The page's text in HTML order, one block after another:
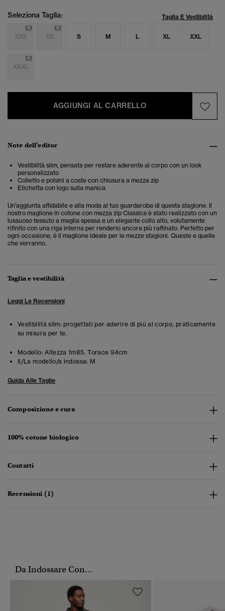
Seleziona Taglia: Taglia E Vestibilità
XXS XS S M L XL XXL
XXXL
AGGIUNGI AL CARRELLO
Note dell'editor
Vestibilità slim, pensata per restare aderente al corpo con un look
personalizzato
Colletto e polsini a coste con chiusura a mezza zip
Etichetta con logo sulla manica
Un'aggiunta affidabile e alla moda al tuo guardaroba di questa stagione. Il
nostro maglione in cotone con mezza zip Classics è stato realizzato con un
lussuoso tessuto a maglia spessa e un elegante collo alto, volutamente
rifinito con una riga interna per renderlo ancora più raffinato. Perfetto per
ogni occasione, è il maglione ideale per le mezze stagioni. Queste e quelle
che verranno.
Taglia e vestibilità
Leggi Le Recensioni
Vestibilità slim: progettati per aderire di più al corpo, praticamente
su misura per te.
Modello: Altezza 1m85. Torace 94cm
Il/La modello/a indossa: M
Guida Alle Taglie
Composizione e cura
100% cotone biologico
Contatti
Recensioni (1)
Da Indossare Con...